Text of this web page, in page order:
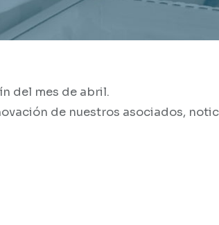
del mes de abril.
de nuestros asociados,